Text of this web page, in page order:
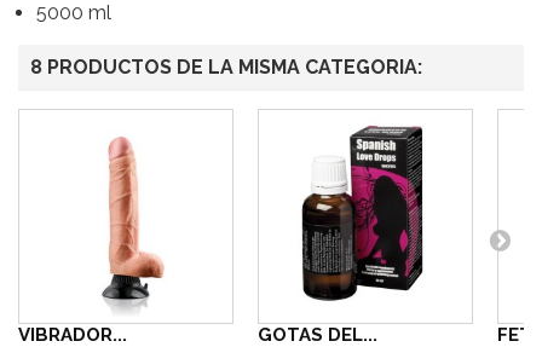
5000 ml
8 PRODUCTOS DE LA MISMA CATEGORIA:
VIBRADOR... GOTAS DEL...